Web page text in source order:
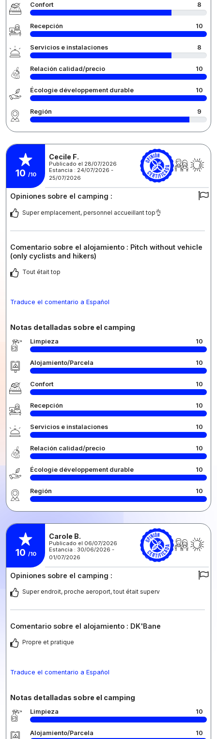
Confort 8
Recepción 10
Servicios e instalaciones 8
Relación calidad/precio 10
Écologie développement durable 10
Región 9
10 /10
Cecile F.
Publicado el 28/07/2026
Estancia : 24/07/2026 -
25/07/2026
Opiniones sobre el camping :
Super emplacement, personnel accueillant top👌
Comentario sobre el alojamiento : Pitch without vehicle
(only cyclists and hikers)
Tout était top
Traduce el comentario a Español
Notas detalladas sobre el camping
Limpieza 10
Alojamiento/Parcela 10
Confort 10
Recepción 10
Servicios e instalaciones 10
Relación calidad/precio 10
Écologie développement durable 10
Región 10
10 /10
Carole B.
Publicado el 06/07/2026
Estancia : 30/06/2026 -
01/07/2026
Opiniones sobre el camping :
Super endroit, proche aeroport, tout était superv
Comentario sobre el alojamiento : DK'Bane
Propre et pratique
Traduce el comentario a Español
Notas detalladas sobre el camping
Limpieza 10
Alojamiento/Parcela 10